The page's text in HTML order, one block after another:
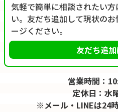
気軽で簡単に相談されたい
い。友だち追加して現状の
ージください。
友だち追
営業時間：
定休日：水
※メール・LINEは24